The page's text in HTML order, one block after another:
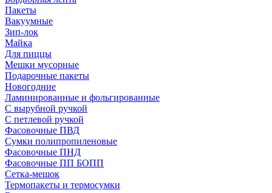
Пакеты
Вакуумные
Зип-лок
Майка
Для пиццы
Мешки мусорные
Подарочные пакеты
Новогодние
Ламинированные и фольгированные
С вырубной ручкой
С петлевой ручкой
Фасовочные ПВД
Сумки полипропиленовые
Фасовочные ПНД
Фасовочные ПП БОПП
Сетка-мешок
Термопакеты и термосумки